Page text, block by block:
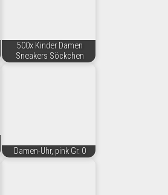
500x Kinder Damen
Sneakers Söckchen
Damen-Uhr, pink Gr. 0